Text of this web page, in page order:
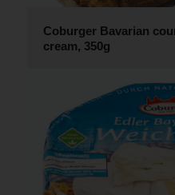
Coburger Bavarian
cream, 350g